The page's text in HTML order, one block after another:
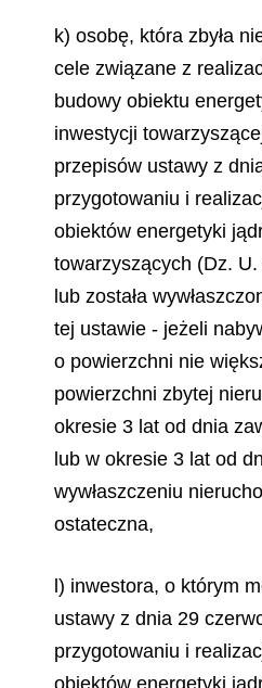
k) osobę, która zbyła
cele związane z
budowy obiektu
inwestycji
przepisów ustawy z
przygotowaniu i
obiektów energetyki
towarzyszących (Dz.
lub została
tej ustawie - jeżeli
o powierzchni nie
powierzchni zbytej
okresie 3 lat od dnia
lub w okresie 3 lat od
wywłaszczeniu
ostateczna,
l) inwestora, o którym
ustawy z dnia 29
przygotowaniu i
obiektów energetyki